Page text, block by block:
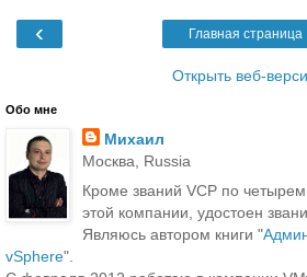
‹ Главная страница
Открыть веб-
Обо мне
Михаил
Москва, Russia
Кроме званий VCP по
этой компании, удостоен
Являюсь автором книги "
vSphere".